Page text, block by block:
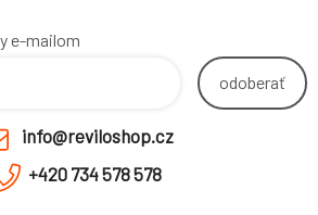
e-mailom
odoberať
info@reviloshop.cz
+420 734 578 578